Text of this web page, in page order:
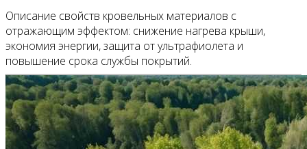
Описание свойств кровельных материалов с
отражающим эффектом: снижение нагрева крыши,
экономия энергии, защита от ультрафиолета и
повышение срока службы покрытий.